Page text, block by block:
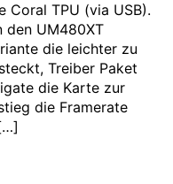
Coral TPU (via USB).
den UM480XT
die leichter zu
Treiber Paket
die Karte zur
die Framerate